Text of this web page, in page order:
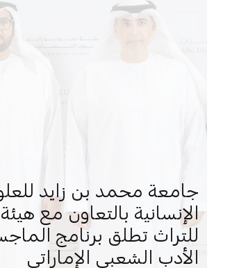
جامعة محمد بن زايد
الإنسانية بالتعاون مع
للتراث تطلق برنامج
الأدب الشعبي الإماراتي